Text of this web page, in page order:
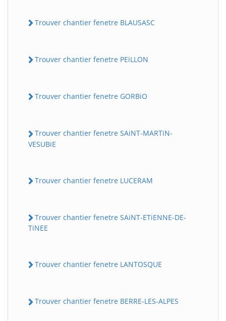
Trouver chantier fenetre BLAUSASC
Trouver chantier fenetre PEiLLON
Trouver chantier fenetre GORBiO
Trouver chantier fenetre SAiNT-MARTiN-
VESUBiE
Trouver chantier fenetre LUCERAM
Trouver chantier fenetre SAiNT-ETiENNE-DE-
TiNEE
Trouver chantier fenetre LANTOSQUE
Trouver chantier fenetre BERRE-LES-ALPES